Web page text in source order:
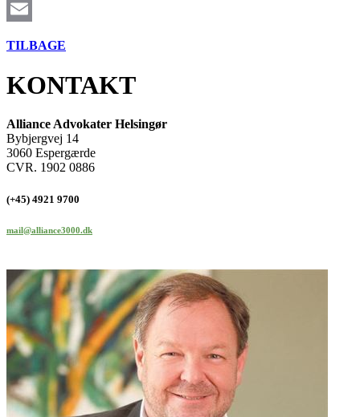
LinkedIn
TILBAGE
KONTAKT
Alliance Advokater Helsingør
Bybjergvej 14
3060 Espergærde
CVR. 1902 0886
(+45) 4921 9700
mail@alliance3000.dk